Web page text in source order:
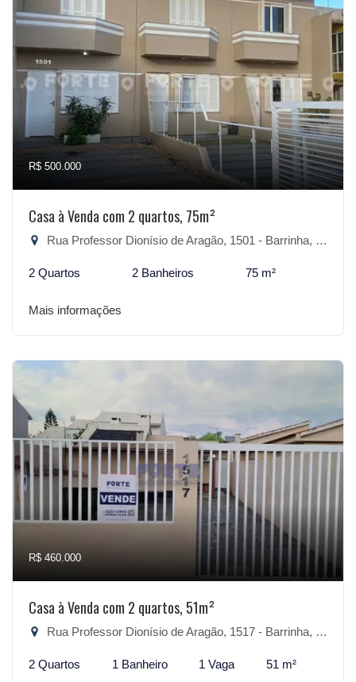
R$ 500.000
Casa à Venda com 2 quartos, 75m²
Rua Professor Dionísio de Aragão, 1501 - Barrinha, São Lourenço do Sul-RS
2 Quartos 2 Banheiros 75 m²
Mais informações
R$ 460.000
Casa à Venda com 2 quartos, 51m²
Rua Professor Dionísio de Aragão, 1517 - Barrinha, São Lourenço do Sul-RS
2 Quartos 1 Banheiro 1 Vaga 51 m²